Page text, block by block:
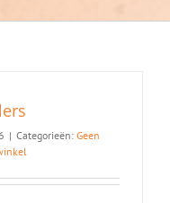
| Categorieën: Geen